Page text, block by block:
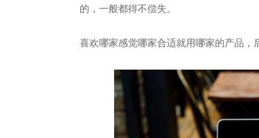
的，一般都得不偿失。
喜欢哪家感觉哪家合适就用哪家的产品，